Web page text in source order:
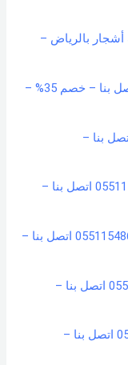
بالرياض –
شركة تنظيف كنب بحائل – 0551154864 اتصل بنا – خصم 35% –
سجاد بحائل – 0551154864 اتصل بنا –
دينا نقل عفش بحائل – خصم 35 % – 0551154864 اتصل بنا –
شركة تنظيف خزانات بحائل خصم 35% – 0551154864 اتصل بنا –
شركة تنظيف كنب بحفر الباطن – 0551154864 اتصل بنا –
شركة نقل عفش بحفر الباطن – 0551154864 اتصل بنا –